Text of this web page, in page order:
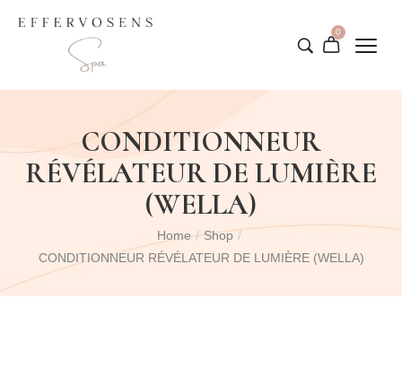
0
CONDITIONNEUR
RÉVÉLATEUR DE LUMIÈRE
(WELLA)
Home / Shop /
CONDITIONNEUR RÉVÉLATEUR DE LUMIÈRE (WELLA)